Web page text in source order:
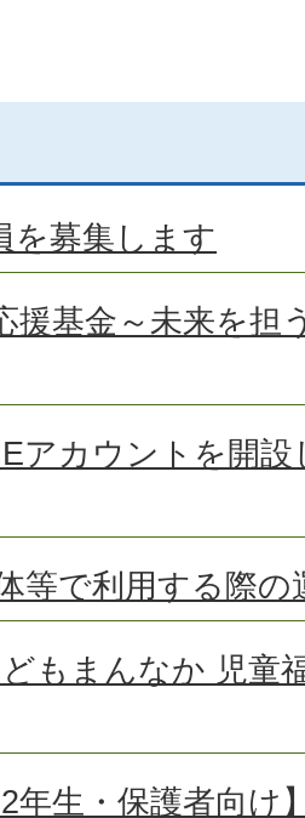
を募集します
援基金～未来を担
アカウントを開
等で利用する際
もまんなか 児童
2年生・保護者向